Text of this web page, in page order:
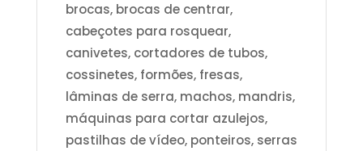
brocas, brocas de centrar,
cabeçotes para rosquear,
canivetes, cortadores de tubos,
cossinetes, formões, fresas,
lâminas de serra, machos, mandris,
máquinas para cortar azulejos,
pastilhas de vídeo, ponteiros, serras